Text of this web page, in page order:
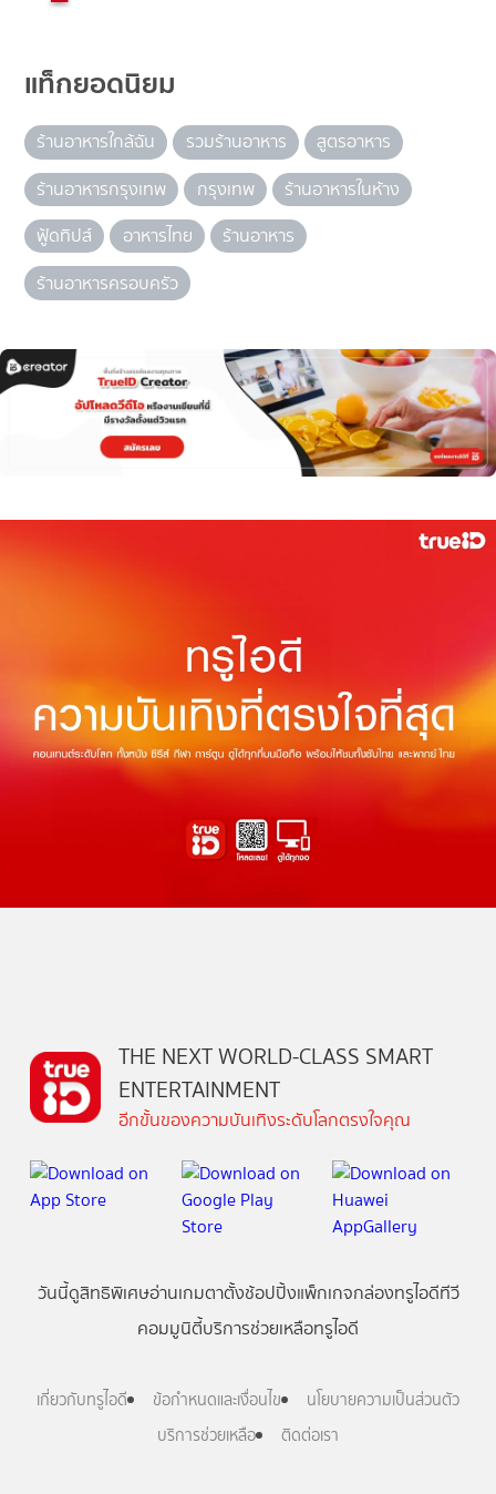
แท็กยอดนิยม
ร้านอาหารใกล้ฉัน รวมร้านอาหาร
สูตรอาหาร
ร้านอาหารกรุงเทพ
กรุงเทพ
ร้านอาหารในห้าง
ฟู้ดทิปส์
อาหารไทย
ร้านอาหาร
ร้านอาหารครอบครัว
THE NEXT WORLD-CLASS SMART
ENTERTAINMENT
อีกขั้นของความบันเทิงระดับโลกตรงใจคุณ
วันนี้ดูสิทธิพิเศษอ่านเกมตาตั้งช้อปปิ้งแพ็กเกจกล่องทรูไอดีทีวี
คอมมูนิตี้บริการช่วยเหลือทรูไอดี
เกี่ยวกับทรูไอดี ข้อกำหนดและเงื่อนไข
นโยบายความเป็นส่วนตัว
บริการช่วยเหลือ
ติดต่อเรา